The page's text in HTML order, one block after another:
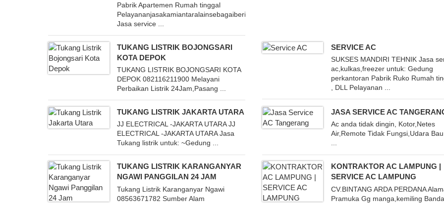
Pabrik Apartemen Rumah tinggal
Pelayananjasakamiantaralainsebagaiberikut:
Jasa service ...
TUKANG LISTRIK BOJONGSARI
KOTA DEPOK
TUKANG LISTRIK BOJONGSARI KOTA
DEPOK 082116211900 Melayani
Perbaikan Listrik 24Jam,Pasang ...
SERVICE AC
SUKSES MANDIRI TEHNIK Jasa
ac,kulkas,freezer untuk: Gedung
perkantoran Pabrik Ruko Rumah
, DLL Pelayanan ...
TUKANG LISTRIK JAKARTA UTARA
JJ ELECTRICAL -JAKARTA UTARA JJ
ELECTRICAL -JAKARTA UTARA Jasa
Tukang listrik untuk: ~Gedung ...
JASA SERVICE AC
Ac anda tidak dingin, Kotor,Netes
Air,Remote Tidak Fungsi,Udara
...
TUKANG LISTRIK KARANGANYAR
NGAWI PANGGILAN 24 JAM
Tukang Listrik Karanganyar Ngawi
08563671782 Sumber Alam
KONTRAKTOR AC LAMPUNG |
SERVICE AC LAMPUNG
CV.BINTANG ARDA PERDANA
Pramuka Gg manga,kemiling